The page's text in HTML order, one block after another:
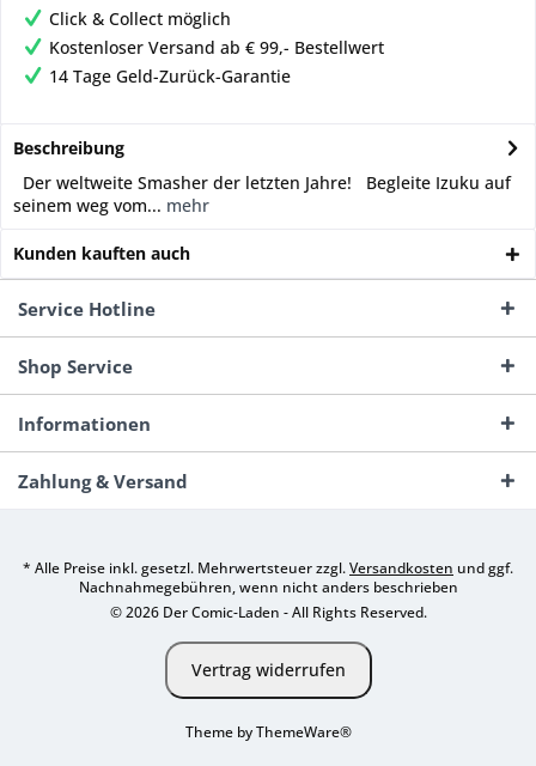
Click & Collect möglich
Kostenloser Versand ab € 99,- Bestellwert
14 Tage Geld-Zurück-Garantie
Beschreibung
Der weltweite Smasher der letzten Jahre! Begleite Izuku auf
seinem weg vom... mehr
Kunden kauften auch
Service Hotline
Shop Service
Informationen
Zahlung & Versand
* Alle Preise inkl. gesetzl. Mehrwertsteuer zzgl.Versandkosten und ggf.
Nachnahmegebühren, wenn nicht anders beschrieben
© 2026 Der Comic-Laden - All Rights Reserved.
Vertrag widerrufen
Theme byThemeWare®